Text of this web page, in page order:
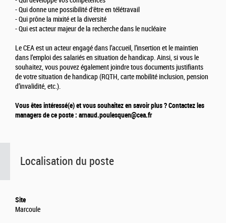
- Qui donne une possibilité d'être en télétravail
- Qui prône la mixité et la diversité
- Qui est acteur majeur de la recherche dans le nucléaire
Le CEA est un acteur engagé dans l’accueil, l’insertion et le maintien
dans l’emploi des salariés en situation de handicap. Ainsi, si vous le
souhaitez, vous pouvez également joindre tous documents justifiants
de votre situation de handicap (RQTH, carte mobilité inclusion, pension
d’invalidité, etc.).
Vous êtes intéressé(e) et vous souhaitez en savoir plus ? Contactez les
managers de ce poste : arnaud.poulesquen@cea.fr
Localisation du poste
Site
Marcoule